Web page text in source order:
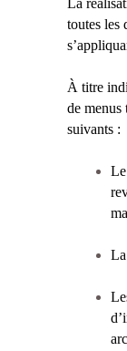
La
toutes les
À titre
de menus
suivants :